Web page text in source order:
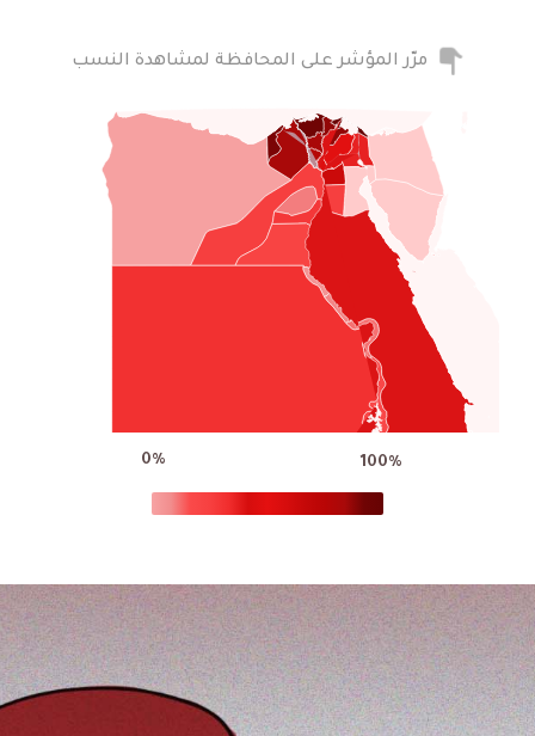
مرّر المؤشر على المحافظة لمشاهدة النسب
100%
0%